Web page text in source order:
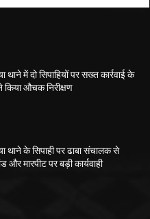
में दो सिपाहियों पर सख्त कार्रवाई के
किया औचक निरीक्षण
थाने के सिपाही पर ढाबा संचालक से
और मारपीट पर बड़ी कार्यवाही